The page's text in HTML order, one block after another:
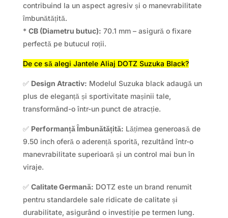
contribuind la un aspect agresiv și o manevrabilitate
îmbunătățită.
* CB (Diametru butuc): 70.1 mm – asigură o fixare
perfectă pe butucul roții.
De ce să alegi Jantele Aliaj DOTZ Suzuka Black?
✅ Design Atractiv: Modelul Suzuka black adaugă un
plus de eleganță și sportivitate mașinii tale,
transformând-o într-un punct de atracție.
✅ Performanță Îmbunătățită: Lățimea generoasă de
9.50 inch oferă o aderență sporită, rezultând într-o
manevrabilitate superioară și un control mai bun în
viraje.
✅ Calitate Germană: DOTZ este un brand renumit
pentru standardele sale ridicate de calitate și
durabilitate, asigurând o investiție pe termen lung.